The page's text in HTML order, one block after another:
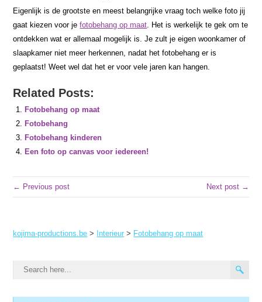
Eigenlijk is de grootste en meest belangrijke vraag toch welke foto jij
gaat kiezen voor jefotobehang op maat . Het is werkelijk te gek om te
ontdekken wat er allemaal mogelijk is. Je zult je eigen woonkamer of
slaapkamer niet meer herkennen, nadat het fotobehang er is
geplaatst! Weet wel dat het er voor vele jaren kan hangen.
Related Posts:
Fotobehang op maat
Fotobehang
Fotobehang kinderen
Een foto op canvas voor iedereen!
← Previous post Next post →
kojima-productions.be > Interieur > Fotobehang op maat